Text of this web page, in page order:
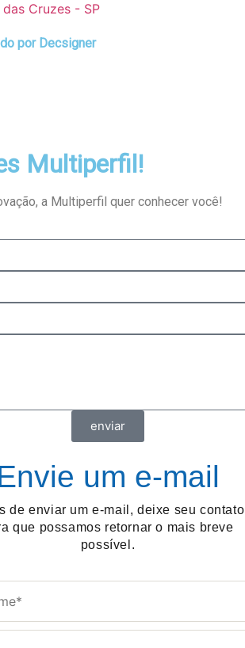
Cruzes - SP
por Decsigner
Multiperfil!
a Multiperfil quer conhecer você!
enviar
um e-mail
de enviar um e-mail, deixe seu contato
que possamos retornar o mais breve
possível.